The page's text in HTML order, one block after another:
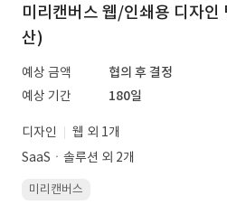
미리캔버스 웹/인쇄용 디자인
산)
예상 금액
협의 후 결정
예상 기간
180일
디자인
웹 외 1개
SaaSㆍ솔루션 외 2개
미리캔버스